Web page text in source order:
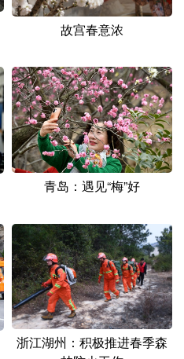
故宫春意浓
青岛：遇见“梅”好
浙江湖州：积极推进春季森